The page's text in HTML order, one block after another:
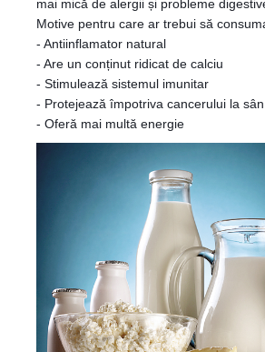
mai mică de alergii și probleme
Motive pentru care ar trebui să
- Antiinflamator natural
- Are un conținut ridicat de calciu
- Stimulează sistemul imunitar
- Protejează împotriva cancerului la sân
- Oferă mai multă energie